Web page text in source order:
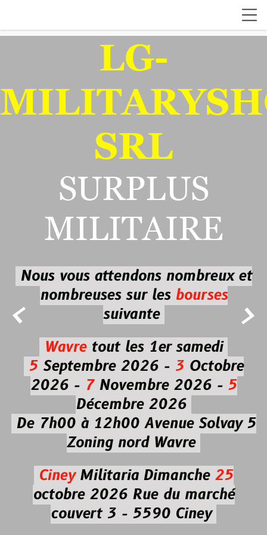
 
LG-
SRL
SURPLUS
MILITAIRE
Nous vous attendons nombreux et
nombreuses sur les bourses
suivante
Wavretout les 1er samedi
5Septembre 2026 - 3Octobre
2026 -7Novembre 2026 - 5
Décembre 2026
De 7h00 à 12h00 Avenue Solvay 5
Zoning nord Wavre
CineyMilitaria Dimanche 25
octobre 2026Rue du marché
couvert 3 - 5590 Ciney